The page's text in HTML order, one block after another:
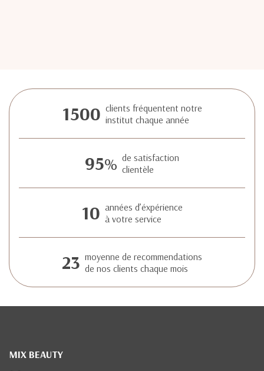
1500 clients fréquentent notre
institut chaque année
95% de satisfaction
clientèle
10 années d’éxpérience
à votre service
23 moyenne de recommendations
de nos clients chaque mois
MIX BEAUTY